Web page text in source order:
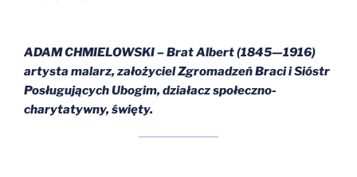
ADAM CHMIELOWSKI – Brat Albert (1845—1916)
artysta malarz, założyciel Zgromadzeń Braci i Sióstr
Posługujących Ubogim, działacz społeczno-
charytatywny, święty.